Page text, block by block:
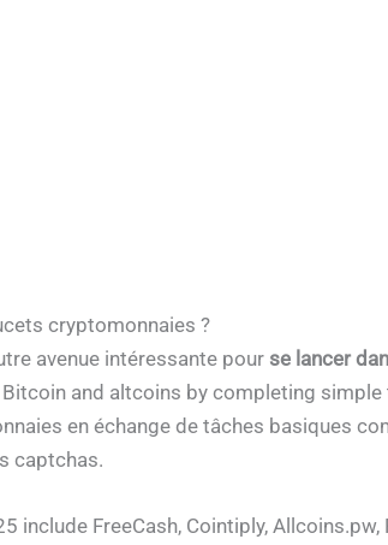
cryptomonnaies ?
avenue intéressante pour se lancer
and altcoins by completing
en échange de tâches basiques
captchas.
include FreeCash, Cointiply,